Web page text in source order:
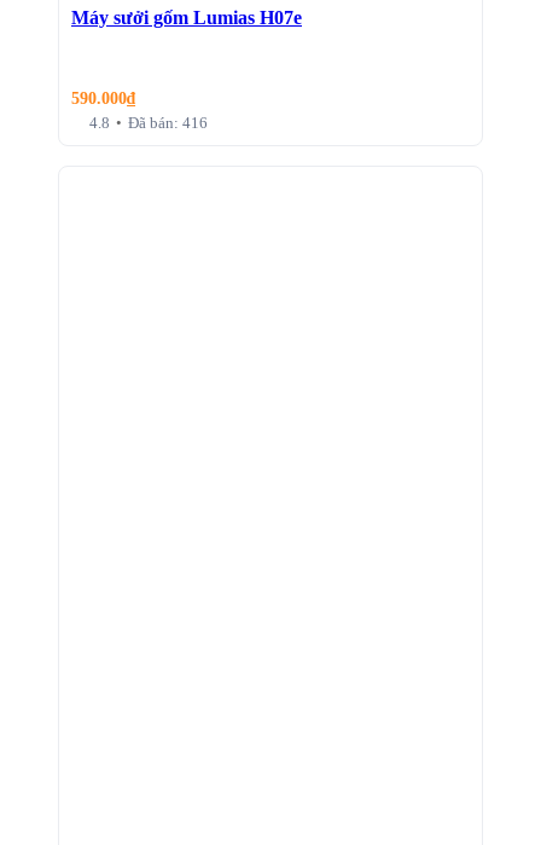
Máy sưởi gốm Lumias H07e
590.000₫
4.8 • Đã bán: 416